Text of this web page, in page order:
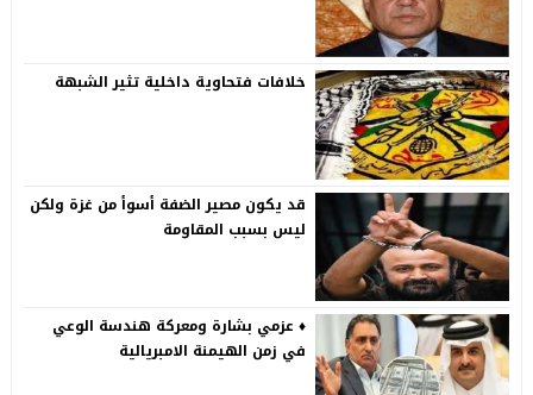
خلافات فتحاوية داخلية تثير الشبهة
قد يكون مصير الضفة أسوأ من غزة ولكن
ليس بسبب المقاومة
♦️ عزمي بشارة ومعركة هندسة الوعي
في زمن الهيمنة الامبريالية